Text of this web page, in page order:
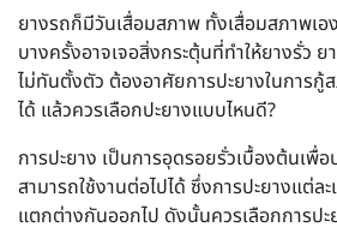
ยางรถก็มีวันเสื่อมสภาพ ทั้งเสื่อมสภาพเอ
บางครั้งอาจเจอสิ่งกระตุ้นที่ทำให้ยางรั่ว
ไม่ทันตั้งตัว ต้องอาศัยการปะยางในการกู้
ได้ แล้วควรเลือกปะยางแบบไหนดี?
การปะยาง เป็นการอุดรอยรั่วเบื้องต้นเพื่อ
สามารถใช้งานต่อไปได้ ซึ่งการปะยางแต่
แตกต่างกันออกไป ดังนั้นควรเลือกการปะ